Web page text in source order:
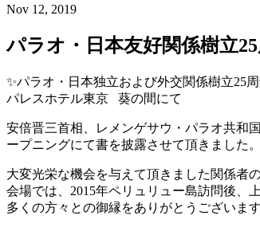
Nov 12, 2019
パラオ・日本友好関係樹立
✨パラオ・日本独立および外交関係樹立25
パレスホテル東京 葵の間にて
安倍晋三首相、レメンゲサウ・パラオ共和
ープニングにて書を披露させて頂きました。
大変光栄な機会を与えて頂きました関係者
会場では、2015年ペリュリュー島訪問後、
多くの方々との御縁をありがとうございます